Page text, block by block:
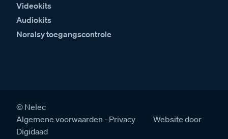
Videokits
Audiokits
Noralsy toegangscontrole
© Nelec
Algemene voorwaarden
Privacy
Website door
Digidaad